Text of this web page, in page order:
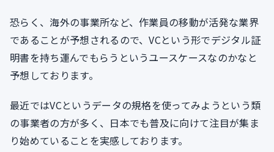
恐らく、海外の事業所など、作業員の移動が活発な業界
であることが予想されるので、VCという形でデジタル証
明書を持ち運んでもらうというユースケースなのかなと
予想しております。
最近ではVCというデータの規格を使ってみようという類
の事業者の方が多く、日本でも普及に向けて注目が集ま
り始めていることを実感しております。